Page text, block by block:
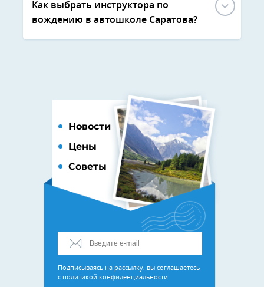
Как выбрать инструктора по
вождению в автошколе Саратова?
Новости
Цены
Советы
Подписываясь на рассылку, вы соглашаетесь
с политикой конфиденциальности